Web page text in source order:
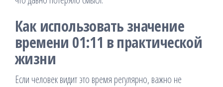
Как использовать значение
времени 01:11 в практической
жизни
Если человек видит это время регулярно, важно не